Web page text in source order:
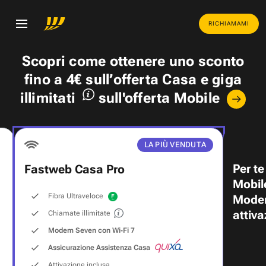
RICHIAMAMI
Scopri come ottenere uno sconto
fino a 4€ sull’offerta Casa egiga
illimitati
sull'offerta Mobile
LA PIÙ VENDUTA
Fastweb Casa Pro
Fibra Ultraveloce
Chiamate illimitate
Modem Seven con Wi‑Fi 7
Assicurazione Assistenza Casa
Per